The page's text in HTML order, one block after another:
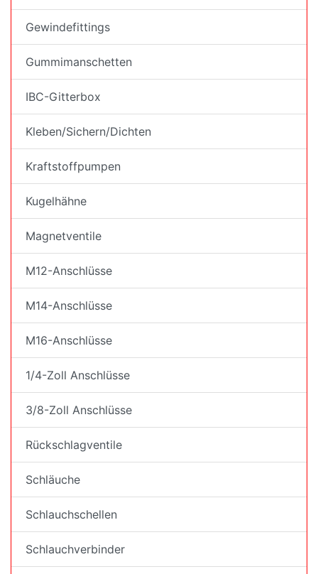
Gewindefittings
Gummimanschetten
IBC-Gitterbox
Kleben/Sichern/Dichten
Kraftstoffpumpen
Kugelhähne
Magnetventile
M12-Anschlüsse
M14-Anschlüsse
M16-Anschlüsse
1/4-Zoll Anschlüsse
3/8-Zoll Anschlüsse
Rückschlagventile
Schläuche
Schlauchschellen
Schlauchverbinder